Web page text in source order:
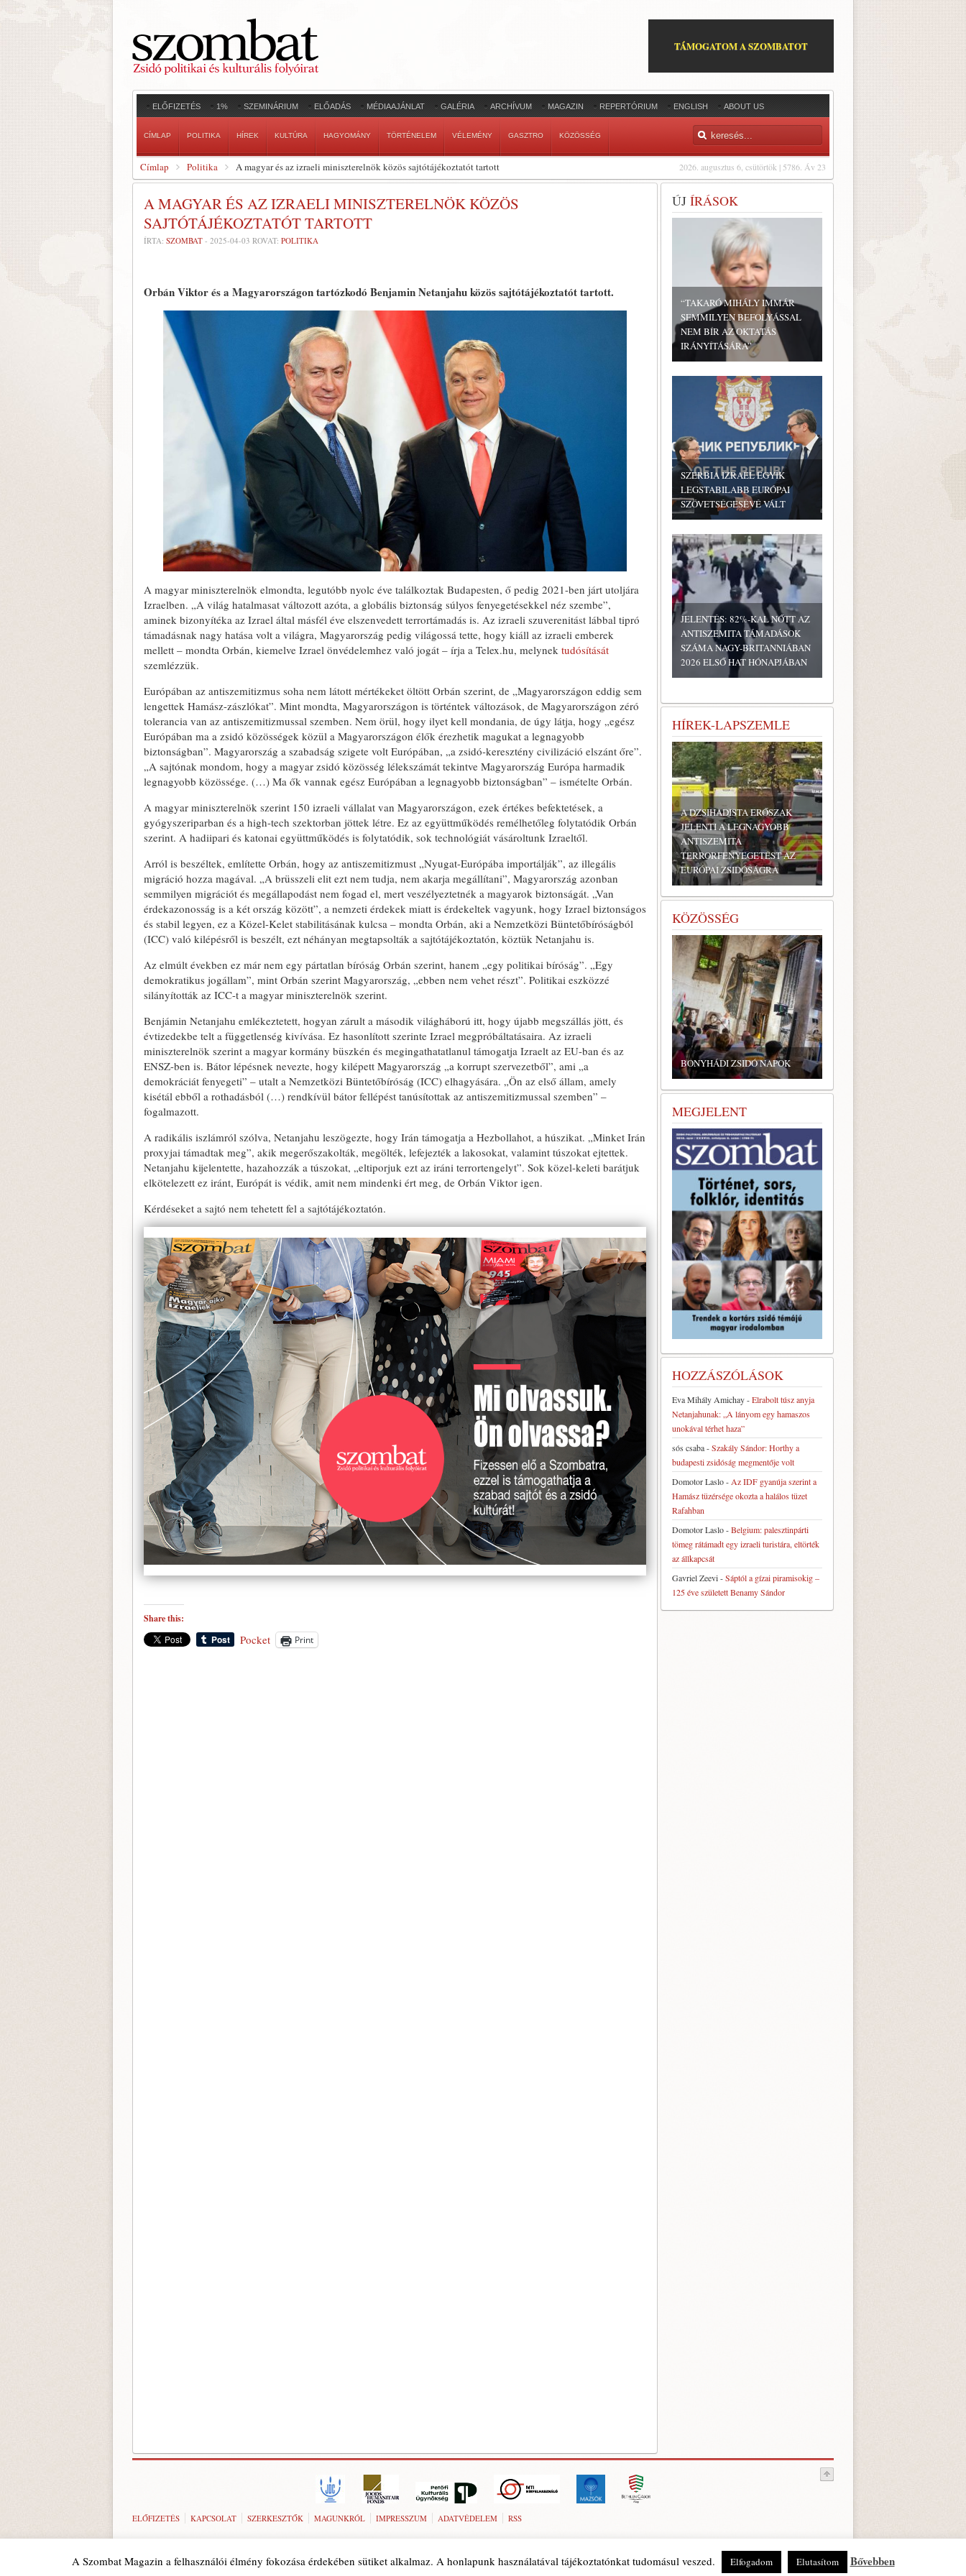
TÁMOGATOM A SZOMBATOT
ELŐFIZETÉS 1% SZEMINÁRIUM ELŐADÁS MÉDIAAJÁNLAT GALÉRIA ARCHÍVUM MAGAZIN REPERTÓRIUM ENGLISH ABOUT US
CÍMLAP POLITIKA HÍREK KULTÚRA HAGYOMÁNY TÖRTÉNELEM VÉLEMÉNY GASZTRO KÖZÖSSÉG
2026. augusztus 6, csütörtök | 5786. Áv 23
Címlap Politika A magyar és az izraeli miniszterelnök közös sajtótájékoztatót tartott
A MAGYAR ÉS AZ IZRAELI MINISZTERELNÖK KÖZÖS
SAJTÓTÁJÉKOZTATÓT TARTOTT
ÍRTA: SZOMBAT - 2025-04-03 ROVAT: POLITIKA
Orbán Viktor és a Magyarországon tartózkodó Benjamin Netanjahu közös sajtótájékoztatót tartott.
A magyar miniszterelnök elmondta, legutóbb nyolc éve találkoztak Budapesten, ő pedig 2021-ben járt utoljára
Izraelben. „A világ hatalmasat változott azóta, a globális biztonság súlyos fenyegetésekkel néz szembe”,
aminek bizonyítéka az Izrael által másfél éve elszenvedett terrortámadás is. Az izraeli szuverenitást lábbal tipró
támadásnak nagy hatása volt a világra, Magyarország pedig világossá tette, hogy kiáll az izraeli emberek
mellett – mondta Orbán, kiemelve Izrael önvédelemhez való jogát – írja a Telex.hu, melynek tudósítását
szemlézzük.
Európában az antiszemitizmus soha nem látott mértékeket öltött Orbán szerint, de „Magyarországon eddig sem
lengettek Hamász-zászlókat”. Mint mondta, Magyarországon is történtek változások, de Magyarországon zéró
tolerancia van az antiszemitizmussal szemben. Nem örül, hogy ilyet kell mondania, de úgy látja, hogy „egész
Európában ma a zsidó közösségek közül a Magyarországon élők érezhetik magukat a legnagyobb
biztonságban”. Magyarország a szabadság szigete volt Európában, „a zsidó-keresztény civilizáció elszánt őre”.
„A sajtónak mondom, hogy a magyar zsidó közösség lélekszámát tekintve Magyarország Európa harmadik
legnagyobb közössége. (…) Ma ők vannak egész Európában a legnagyobb biztonságban” – ismételte Orbán.
A magyar miniszterelnök szerint 150 izraeli vállalat van Magyarországon, ezek értékes befektetések, a
gyógyszeriparban és a high-tech szektorban jöttek létre. Ez az együttműködés remélhetőleg folytatódik Orbán
szerint. A hadiipari és katonai együttműködés is folytatódik, sok technológiát vásároltunk Izraeltől.
Arról is beszéltek, említette Orbán, hogy az antiszemitizmust „Nyugat-Európába importálják”, az illegális
migráció hozza magával. „A brüsszeli elit ezt nem tudja, nem akarja megállítani”, Magyarország azonban
semmilyen migrációt és megállapodást nem fogad el, mert veszélyeztetnék a magyarok biztonságát. „Van
érdekazonosság is a két ország között”, a nemzeti érdekek miatt is érdekeltek vagyunk, hogy Izrael biztonságos
és stabil legyen, ez a Közel-Kelet stabilitásának kulcsa – mondta Orbán, aki a Nemzetközi Büntetőbíróságból
(ICC) való kilépésről is beszélt, ezt néhányan megtapsolták a sajtótájékoztatón, köztük Netanjahu is.
Az elmúlt években ez már nem egy pártatlan bíróság Orbán szerint, hanem „egy politikai bíróság”. „Egy
demokratikus jogállam”, mint Orbán szerint Magyarország, „ebben nem vehet részt”. Politikai eszközzé
silányították az ICC-t a magyar miniszterelnök szerint.
Benjámin Netanjahu emlékeztetett, hogyan zárult a második világháború itt, hogy újabb megszállás jött, és
évtizedekbe telt a függetlenség kivívása. Ez hasonlított szerinte Izrael megpróbáltatásaira. Az izraeli
miniszterelnök szerint a magyar kormány büszkén és megingathatatlanul támogatja Izraelt az EU-ban és az
ENSZ-ben is. Bátor lépésnek nevezte, hogy kilépett Magyarország „a korrupt szervezetből”, ami „a
demokráciát fenyegeti” – utalt a Nemzetközi Büntetőbíróság (ICC) elhagyására. „Ön az első állam, amely
kisétál ebből a rothadásból (…) rendkívül bátor fellépést tanúsítottak az antiszemitizmussal szemben” –
fogalmazott.
A radikális iszlámról szólva, Netanjahu leszögezte, hogy Irán támogatja a Hezbollahot, a húszikat. „Minket Irán
proxyjai támadtak meg”, akik megerőszakolták, megölték, lefejezték a lakosokat, valamint túszokat ejtettek.
Netanjahu kijelentette, hazahozzák a túszokat, „eltiporjuk ezt az iráni terrortengelyt”. Sok közel-keleti barátjuk
elkötelezett ez iránt, Európát is védik, amit nem mindenki ért meg, de Orbán Viktor igen.
Kérdéseket a sajtó nem tehetett fel a sajtótájékoztatón.
Share this:
Pocket Print
ÚJ ÍRÁSOK
“TAKARÓ MIHÁLY IMMÁR
SEMMILYEN BEFOLYÁSSAL
NEM BÍR AZ OKTATÁS
IRÁNYÍTÁSÁRA”
SZERBIA IZRAEL EGYIK
LEGSTABILABB EURÓPAI
SZÖVETSÉGESÉVÉ VÁLT
JELENTÉS: 82%-KAL NŐTT AZ
ANTISZEMITA TÁMADÁSOK
SZÁMA NAGY-BRITANNIÁBAN
2026 ELSŐ HAT HÓNAPJÁBAN
HÍREK-LAPSZEMLE
A DZSIHADISTA ERŐSZAK
JELENTI A LEGNAGYOBB
ANTISZEMITA
TERRORFENYEGETÉST AZ
EURÓPAI ZSIDÓSÁGRA
KÖZÖSSÉG
BONYHÁDI ZSIDÓ NAPOK
MEGJELENT
HOZZÁSZÓLÁSOK
Eva Mihály Amichay-Elrabolt túsz anyja
Netanjahunak: „A lányom egy hamaszos
unokával térhet haza”
sós csaba-Szakály Sándor: Horthy a
budapesti zsidóság megmentője volt
Domotor Laslo- Az IDF gyanúja szerint a
Hamász tüzérsége okozta a halálos tüzet
Rafahban
Domotor Laslo-Belgium: palesztinpárti
tömeg rátámadt egy izraeli turistára, eltörték
az állkapcsát
Gavriel Zeevi-Sáptól a gízai piramisokig –
125 éve született Benamy Sándor
ELŐFIZETÉS KAPCSOLAT SZERKESZTŐK MAGUNKRÓL IMPRESSZUM ADATVÉDELEM RSS
© 1989-2026 Szombat folyóirat. Minden jog fenntartva.
A Szombat Magazin a felhasználói élmény fokozása érdekében sütiket alkalmaz. A honlapunk használatával tájékoztatónkat tudomásul veszed. Elfogadom Elutasítom Bővebben